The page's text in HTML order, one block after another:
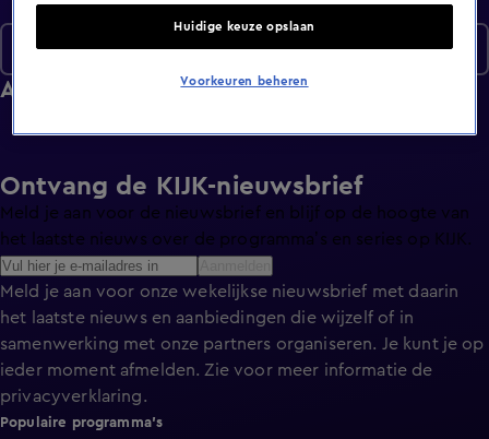
Afleveringen
Seizoen 1
Ontvang de KIJK-nieuwsbrief
Meld je aan voor de nieuwsbrief en blijf op de hoogte van
het laatste nieuws over de programma’s en series op KIJK.
Meld je aan voor onze wekelijkse nieuwsbrief met daarin
het laatste nieuws en aanbiedingen die wijzelf of in
samenwerking met onze partners organiseren. Je kunt je op
ieder moment afmelden. Zie voor meer informatie de
privacyverklaring.
Populaire programma's
Huidige keuze opslaan
Voorkeuren beheren